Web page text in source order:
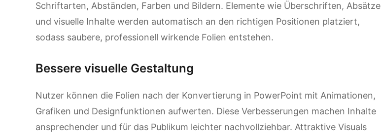
Schriftarten, Abständen, Farben und Bildern. Elemente wie Überschriften, Absätze
und visuelle Inhalte werden automatisch an den richtigen Positionen platziert,
sodass saubere, professionell wirkende Folien entstehen.
Bessere visuelle Gestaltung
Nutzer können die Folien nach der Konvertierung in PowerPoint mit Animationen,
Grafiken und Designfunktionen aufwerten. Diese Verbesserungen machen Inhalte
ansprechender und für das Publikum leichter nachvollziehbar. Attraktive Visuals